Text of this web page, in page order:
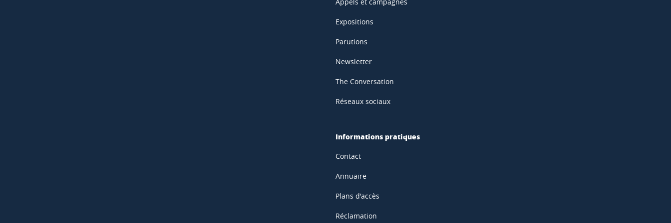
Expositions
Parutions
Newsletter
The Conversation
Réseaux sociaux
Informations pratiques
Contact
Annuaire
Plans d'accès
Réclamation